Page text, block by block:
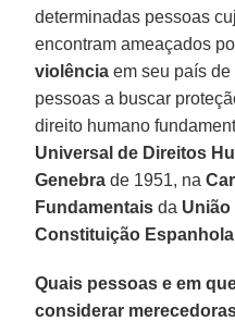
determinadas pessoas
encontram ameaçados
violência em seu país
pessoas a buscar
direito humano
Universal de Direitos
Genebra de 1951, na
Fundamentais da União
Constituição Espanhola
Quais pessoas e em
considerar